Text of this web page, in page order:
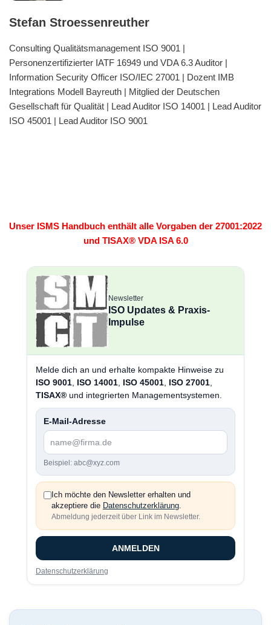
Stefan Stroessenreuther
Consulting Qualitätsmanagement ISO 9001 |
Personenzertifizierter IATF 16949 und VDA 6.3 Auditor |
Information Security Officer ISO/IEC 27001 | Dozent IMB
Integrations Modell Bayreuth | Mitglied der Deutschen
Gesellschaft für Qualität | Lead Auditor ISO 14001 | Lead Auditor
ISO 45001 | Lead Auditor ISO 9001
Unser ISMS Handbuch enthält alle Vorgaben der 27001:2022
und TISAX® VDA ISA 6.0
Newsletter
ISO Updates & Praxis-
Impulse
Melde dich an und erhalte kompakte Hinweise zu
ISO 9001 ISO 14001 ISO 45001 ISO 27001
TISAX® und integrierten Managementsystemen.
E-Mail-Adresse
Beispiel: abc@xyz.com
Ich möchte den Newsletter erhalten und
akzeptiere die Datenschutzerklärung.
Abmeldung jederzeit über Link im Newsletter.
ANMELDEN
Datenschutzerklärung